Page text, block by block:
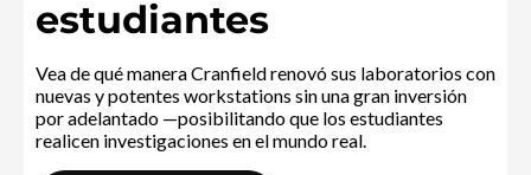
estudiantes
Vea de qué manera Cranfield renovó sus laboratorios con
nuevas y potentes workstations sin una gran inversión
por adelantado —posibilitando que los estudiantes
realicen investigaciones en el mundo real.